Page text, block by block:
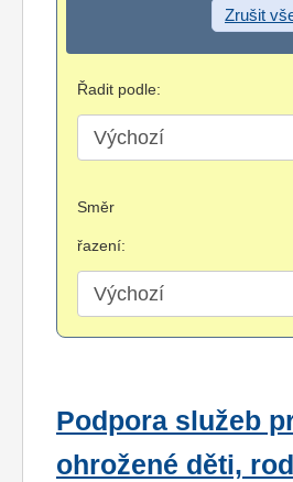
Zrušit
Řadit podle:
Směr
řazení:
Podpora služeb
ohrožené děti,